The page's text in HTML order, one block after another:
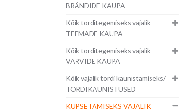
BRÄNDIDE KAUPA
Kõik torditegemiseks vajalik
TEEMADE KAUPA
Kõik torditegemiseks vajalik
VÄRVIDE KAUPA
Kõik vajalik tordi kaunistamiseks/
TORDIKAUNISTUSED
KÜPSETAMISEKS VAJALIK